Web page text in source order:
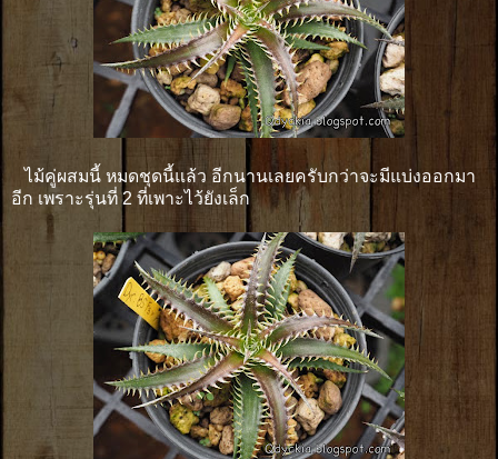
ไม้คู่ผสมนี้ หมดชุดนี้แล้ว อีกนานเลยครับกว่าจะมีแบ่งออกมา
อีก เพราะรุ่นที่ 2 ที่เพาะไว้ยังเล็ก